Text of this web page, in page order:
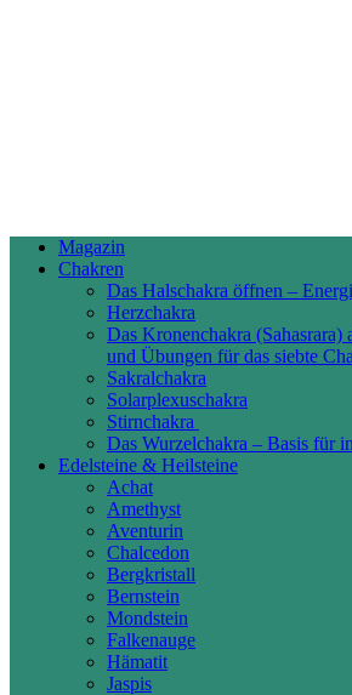
Magazin
Chakren
Das Halschakra öffnen –
Herzchakra
Das Kronenchakra (Sahasrara)
und Übungen für das siebte
Sakralchakra
Solarplexuschakra
Stirnchakra
Das Wurzelchakra – Basis für
Edelsteine & Heilsteine
Achat
Amethyst
Aventurin
Chalcedon
Bergkristall
Bernstein
Mondstein
Falkenauge
Hämatit
Jaspis